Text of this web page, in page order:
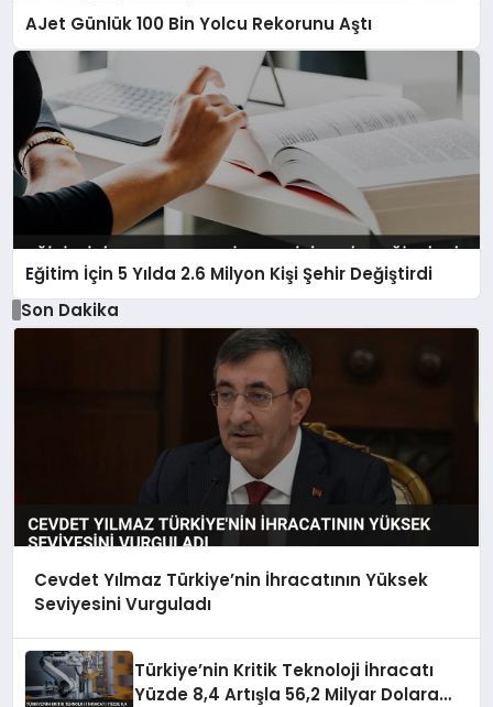
AJet Günlük 100 Bin Yolcu Rekorunu Aştı
Eğitim İçin 5 Yılda 2.6 Milyon Kişi Şehir Değiştirdi
Son Dakika
Cevdet Yılmaz Türkiye’nin İhracatının Yüksek
Seviyesini Vurguladı
Türkiye’nin Kritik Teknoloji İhracatı
Yüzde 8,4 Artışla 56,2 Milyar Dolara